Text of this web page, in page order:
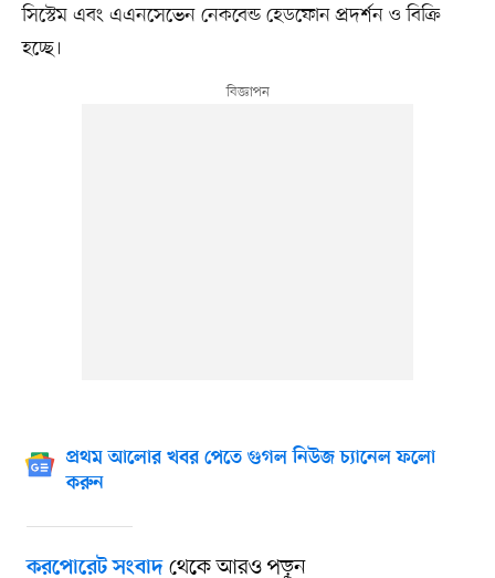
সিস্টেম এবং এএনসেভেন নেকবেন্ড হেডফোন প্রদর্শন ও বিক্রি
হচ্ছে।
প্রথম আলোর খবর পেতে গুগল নিউজ চ্যানেল ফলো
করুন
করপোরেট সংবাদথেকে আরও পড়ুন